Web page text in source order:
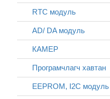
RTC модуль
AD/ DA модуль
КАМЕР
Програмчлагч хавтан
EEPROM, I2C модуль